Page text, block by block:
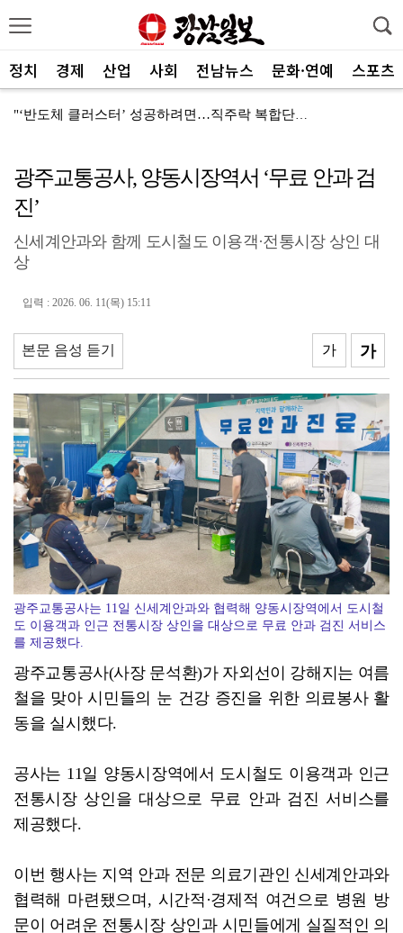
정치 경제 산업 사회 전남뉴스 문화·연예 스포츠
"‘반도체 클러스터’ 성공하려면…직주락 복합단지 구축"
반도체 산단 속도…광주 민간공항 무안이전도 빨라질 듯
"광주 5개 자치구 기능·권한 확대해야 불균형 해소"
폭염에 멈춘 무안공항 참사 재수색 10일 재개
[사설]강진 병영면 ‘도시재생 성공모델’된 이유
폭염·가뭄·고수온 비상…농·수협, 현장 지원 총력
[강소기업을 키우자] 궁전제과
광주교통공사, 양동시장역서 ‘무료 안과 검
진’
신세계안과와 함께 도시철도 이용객·전통시장 상인 대
상
입력 : 2026. 06. 11(목) 15:11
본문 음성 듣기 가
가
광주교통공사는 11일 신세계안과와 협력해 양동시장역에서 도시철
도 이용객과 인근 전통시장 상인을 대상으로 무료 안과 검진 서비스
를 제공했다.
광주교통공사(사장 문석환)가 자외선이 강해지는 여름
철을 맞아 시민들의 눈 건강 증진을 위한 의료봉사 활
동을 실시했다.
공사는 11일 양동시장역에서 도시철도 이용객과 인근
전통시장 상인을 대상으로 무료 안과 검진 서비스를
제공했다.
이번 행사는 지역 안과 전문 의료기관인 신세계안과와
협력해 마련됐으며, 시간적·경제적 여건으로 병원 방
문이 어려운 전통시장 상인과 시민들에게 실질적인 의